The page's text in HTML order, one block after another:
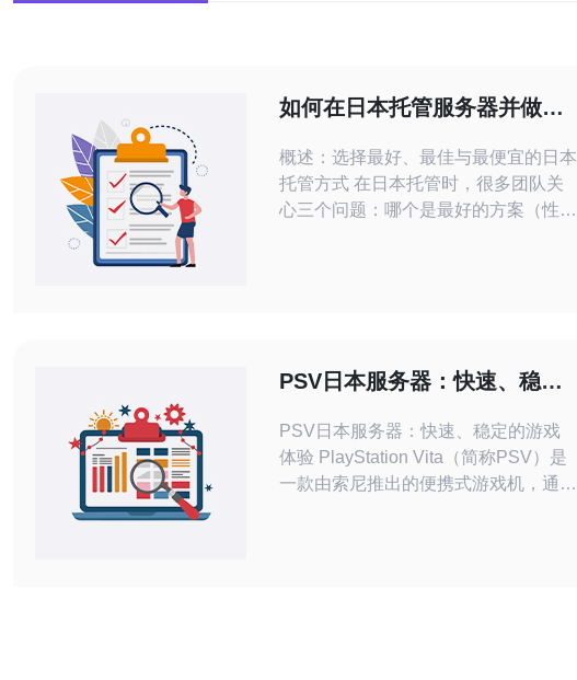
如何在日本托管服务器并做好
概述：选择最好、最佳与最便宜的日本
托管方式 在日本托管时，很多团队关
心三个问题：哪个是最好的方案（性能
或共享托管再配合云端对象存储作为数
据同步与备份手段。 日本机房与网络
选择要
PSV日本服务器：快速、稳定
PSV日本服务器：快速、稳定的游戏
体验 PlayStation Vita（简称PSV）是
一款由索尼推出的便携式游戏机，通过